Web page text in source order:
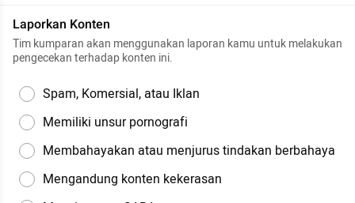
Laporkan Konten
Tim kumparan akan menggunakan laporan kamu untuk melakukan
pengecekan terhadap konten ini.
Spam, Komersial, atau Iklan
Memiliki unsur pornografi
Membahayakan atau menjurus tindakan berbahaya
Mengandung konten kekerasan